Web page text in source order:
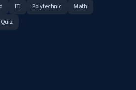
ITI Polytechnic
Math